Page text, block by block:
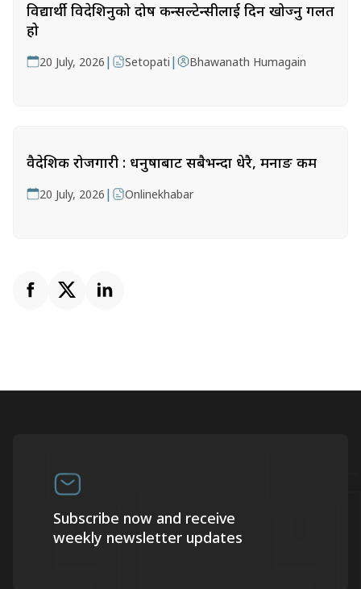
विद्यार्थी विदेशिनुको दोष कन्सल्टेन्सीलाई दिन खोज्नु गलत
हो
20 July, 2026 | Setopati | Bhawanath Humagain
वैदेशिक रोजगारी : धनुषाबाट सबैभन्दा धेरै, मनाङ कम
20 July, 2026 | Onlinekhabar
Subscribe now and receive
weekly newsletter updates